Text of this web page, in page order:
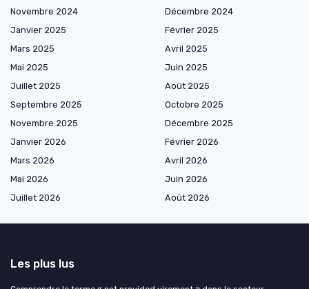
Novembre 2024
Décembre 2024
Janvier 2025
Février 2025
Mars 2025
Avril 2025
Mai 2025
Juin 2025
Juillet 2025
Août 2025
Septembre 2025
Octobre 2025
Novembre 2025
Décembre 2025
Janvier 2026
Février 2026
Mars 2026
Avril 2026
Mai 2026
Juin 2026
Juillet 2026
Août 2026
Les plus lus